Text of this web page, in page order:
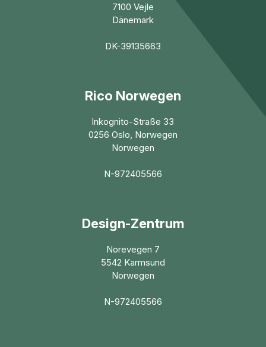
7100 Vejle
Dänemark
DK-39135663
Rico Norwegen
Inkognito-Straße 33
0256 Oslo, Norwegen
Norwegen
N-972405566
Design-Zentrum
Norevegen 7
5542 Karmsund
Norwegen
N-972405566